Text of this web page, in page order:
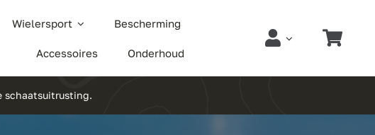
Wielersport Bescherming
Accessoires Onderhoud
schaatsuitrusting.